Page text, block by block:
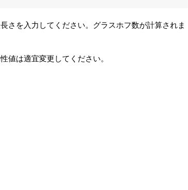
さを入力してください。グラスホフ数が計算されま
値は適宜変更してください。